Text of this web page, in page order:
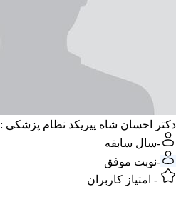
دکتر احسان شاه پیریکد نظام پزشکی :
-سال سابقه
-نوبت موفق
- امتیاز کاربران